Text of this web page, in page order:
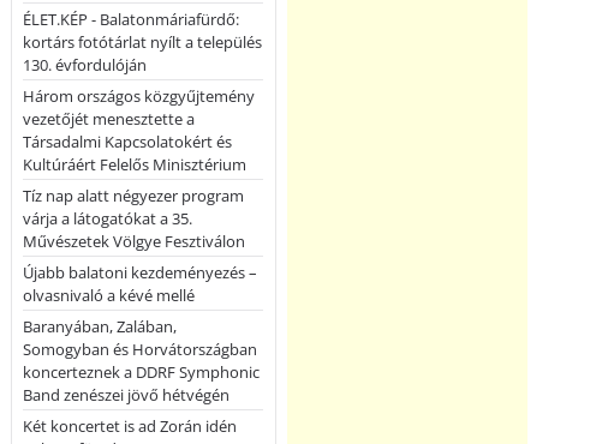
ÉLET.KÉP - Balatonmáriafürdő:
kortárs fotótárlat nyílt a település
130. évfordulóján
Három országos közgyűjtemény
vezetőjét menesztette a
Társadalmi Kapcsolatokért és
Kultúráért Felelős Minisztérium
Tíz nap alatt négyezer program
várja a látogatókat a 35.
Művészetek Völgye Fesztiválon
Újabb balatoni kezdeményezés –
olvasnivaló a kévé mellé
Baranyában, Zalában,
Somogyban és Horvátországban
koncerteznek a DDRF Symphonic
Band zenészei jövő hétvégén
Két koncertet is ad Zorán idén